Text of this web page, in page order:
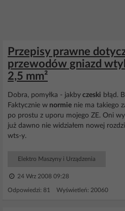
Przepisy prawne
przewodów gniazd
2,5 mm²
Dobra, pomyłka - jakby czeski błąd.
Faktycznie w normie nie ma takiego
po prostu z uporu mojego ZE. Oni
już dawno nie widziałem nowej
wts-y.
Elektro Maszyny i Urządzenia
24 Wrz 2008 09:28
Odpowiedzi: 81 Wyświetleń: 20060